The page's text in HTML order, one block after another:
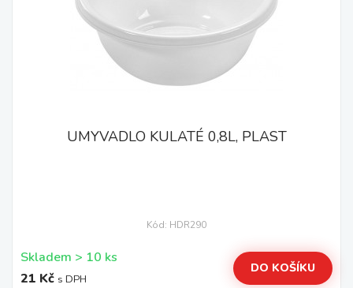
UMYVADLO KULATÉ 0,8L, PLAST
Kód: HDR290
Skladem > 10 ks
21 Kč s DPH
DO KOŠÍKU